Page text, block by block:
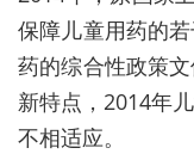
保障儿童用药的
药的综合性政策
新特点，2014年
不相适应。